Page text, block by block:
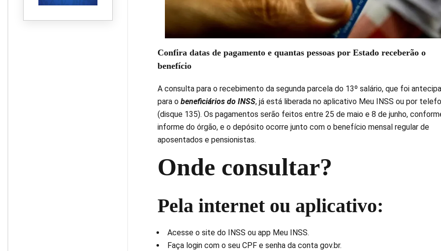
Confira datas de pagamento e quantas pessoas por Estado receberão o
benefício
A consulta para o recebimento da segunda parcela do 13º salário, que foi
para o beneficiários do INSS, já está liberada no aplicativo Meu INSS ou por
(disque 135). Os pagamentos serão feitos entre 25 de maio e 8 de junho,
informe do órgão, e o depósito ocorre junto com o benefício mensal regular de
aposentados e pensionistas.
Onde consultar?
Pela internet ou aplicativo:
Acesse o site do INSS ou app Meu INSS.
Faça login com o seu CPF e senha da conta gov.br.